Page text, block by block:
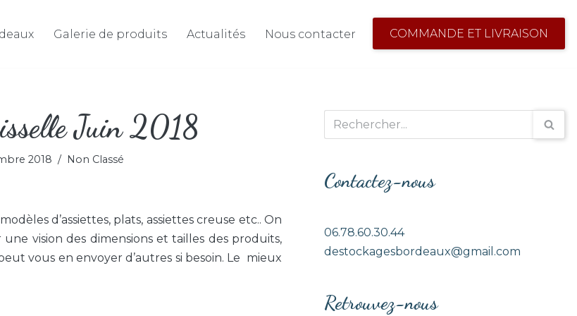
Galerie de produits Actualités Nous contacter COMMANDE ET LIVRAISON
Juin 2018
2018 Non Classé
d’assiettes, plats, assiettes creuse etc.. On
vision des dimensions et tailles des produits,
vous en envoyer d’autres si besoin. Le mieux
Contactez-nous
06.78.60.30.44
destockagesbordeaux@gmail.com
Retrouvez-nous